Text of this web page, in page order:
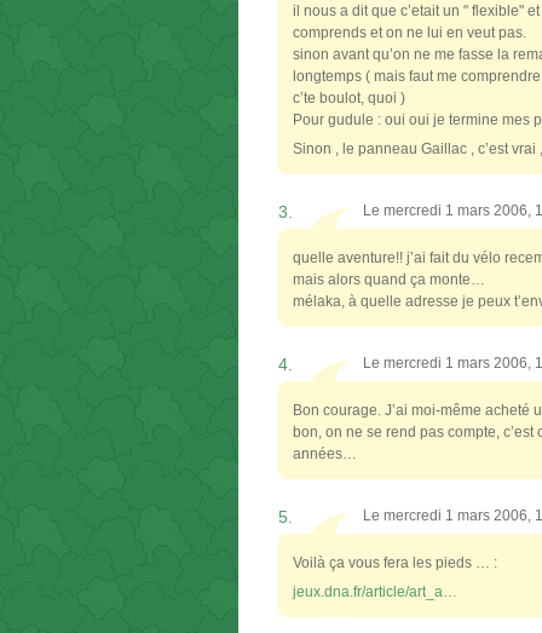
il nous a dit que c’etait un " flexible"
comprends et on ne lui en veut pas.
sinon avant qu’on ne me fasse la
longtemps ( mais faut me
c’te boulot, quoi )
Pour gudule : oui oui je termine mes
Sinon , le panneau Gaillac , c’est
3. Le mercredi 1 mars 2006,
quelle aventure!! j’ai fait du vélo
mais alors quand ça monte…
mélaka, à quelle adresse je peux
4. Le mercredi 1 mars 2006,
Bon courage. J’ai moi-même acheté
bon, on ne se rend pas compte,
années…
5. Le mercredi 1 mars 2006,
Voilà ça vous fera les pieds … :
jeux.dna.fr/article/art_a…